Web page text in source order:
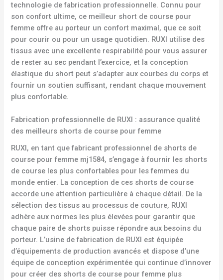
technologie de fabrication professionnelle. Connu pour
son confort ultime, ce meilleur short de course pour
femme offre au porteur un confort maximal, que ce soit
pour courir ou pour un usage quotidien. RUXI utilise des
tissus avec une excellente respirabilité pour vous assurer
de rester au sec pendant l’exercice, et la conception
élastique du short peut s’adapter aux courbes du corps et
fournir un soutien suffisant, rendant chaque mouvement
plus confortable.
Fabrication professionnelle de RUXI : assurance qualité
des meilleurs shorts de course pour femme
RUXI, en tant que fabricant professionnel de shorts de
course pour femme mj1584, s’engage à fournir les shorts
de course les plus confortables pour les femmes du
monde entier. La conception de ces shorts de course
accorde une attention particulière à chaque détail. De la
sélection des tissus au processus de couture, RUXI
adhère aux normes les plus élevées pour garantir que
chaque paire de shorts puisse répondre aux besoins du
porteur. L’usine de fabrication de RUXI est équipée
d’équipements de production avancés et dispose d’une
équipe de conception expérimentée qui continue d’innover
pour créer des shorts de course pour femme plus